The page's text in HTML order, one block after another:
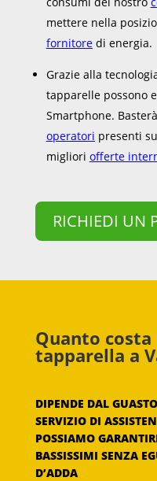
mettere nella
fornitoredi energia.
Grazie alla
tapparelle possono
Smartphone.
operatori presenti
migliori offerte
RICHIEDI UN
Quanto
tapparella a
DIPENDE DAL
SERVIZIO DI
POSSIAMO
BASSISSIMI SENZA
D’ADDA